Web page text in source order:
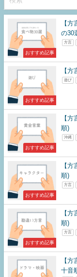
おすすめ記事
【
の30
方言
おすすめ記事
【
遊び
おすすめ記事
【
順)
沖縄
おすすめ記事
【
順)
方言
おすすめ記事
【
順)
方言
【
十音